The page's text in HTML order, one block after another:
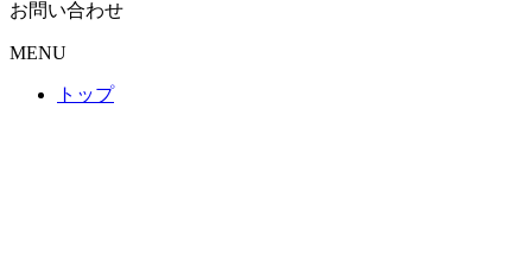
お問い合わせ
MENU
トップ